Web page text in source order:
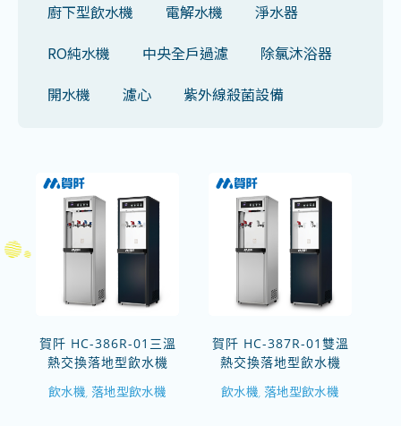
廚下型飲水機
電解水機
淨水器
RO純水機
中央全戶過濾
除氯沐浴器
開水機
濾心 紫外線殺菌設備
賀阡 HC-386R-01三溫
熱交換落地型飲水機
飲水機, 落地型飲水機
賀阡 HC-387R-01雙溫
熱交換落地型飲水機
飲水機, 落地型飲水機